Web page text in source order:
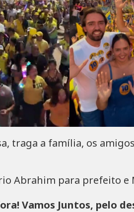
traga a família, os
Abrahim para prefeito e
Vamos Juntos, pelo